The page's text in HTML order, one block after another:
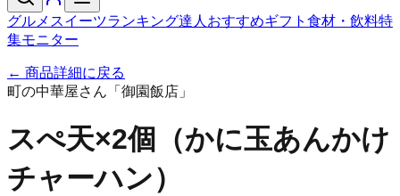
グルメ スイーツランキング達人おすすめギフト 食材・飲料特
集モニター
← 商品詳細に戻る
町の中華屋さん「御園飯店」
スぺ天×2個（かに玉あんかけ
チャーハン）